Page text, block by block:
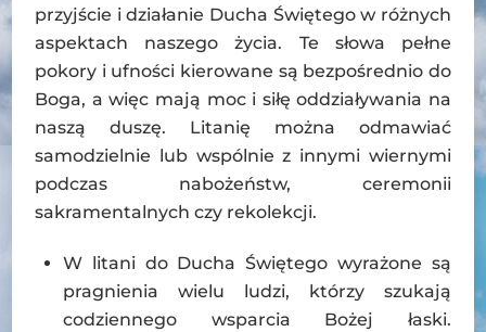
przyjście i działanie Ducha Świętego w różnych
aspektach naszego życia. Te słowa pełne
pokory i ufności kierowane są bezpośrednio do
Boga, a więc mają moc i siłę oddziaływania na
naszą duszę. Litanię można odmawiać
samodzielnie lub wspólnie z innymi wiernymi
podczas nabożeństw, ceremonii
sakramentalnych czy rekolekcji.
W litani do Ducha Świętego wyrażone są
pragnienia wielu ludzi, którzy szukają
codziennego wsparcia Bożej łaski.